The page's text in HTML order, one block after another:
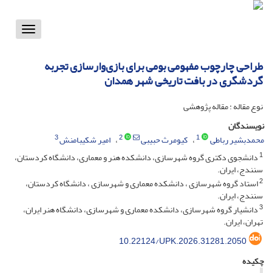
Toggle
طراحی چارچوب مفهومی بومی برای بازی‌وارسازی تجربه
گردشگری در بافت تاریخی شهر همدان
نوع مقاله : مقاله پژوهشی
نویسندگان
محمدبشیر رباطی
1 کیومرث حبیبی 2 امیر شکیبامنش3
1دانشجوی دکتری گروه شهرسازی، دانشکده هنر و معماری، دانشگاه کردستان،
سنندج، ایران.
2استاد گروه شهرسازی ، دانشکده معماری و شهرسازی ، دانشگاه کردستان،
سنندج، ایران.
3دانشیار گروه شهرسازی، دانشکده معماری و شهرسازی، دانشگاه هنر ایران،
تهران، ایران.
10.22124/UPK.2026.31281.2050
چکیده